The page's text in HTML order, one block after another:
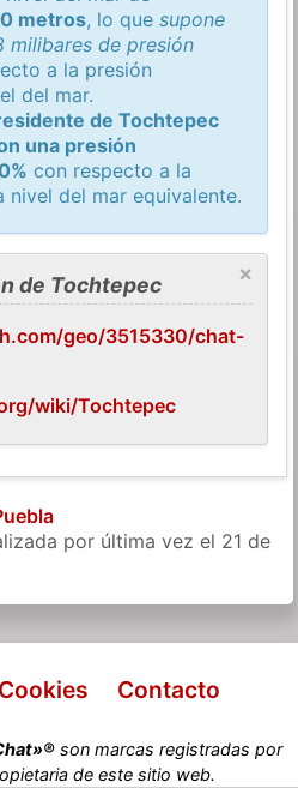
metros, lo quesupone
milibares de presión
a la presión
del mar.
de Tochtepec
una presión
con respecto a la
nivel del mar equivalente.
×
de Tochtepec
geo/3515330/chat-
wiki/Tochtepec
por última vez el 21 de
Cookies Contacto
son marcas registradas por
de este sitio web.